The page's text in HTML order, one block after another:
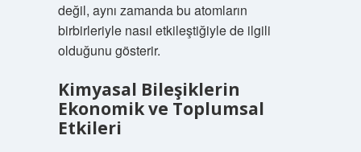
değil, aynı zamanda bu atomların
birbirleriyle nasıl etkileştiğiyle de ilgili
olduğunu gösterir.
Kimyasal Bileşiklerin
Ekonomik ve Toplumsal
Etkileri